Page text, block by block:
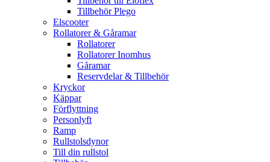
Tillbehör Plego
Elscooter
Rollatorer & Gåramar
Rollatorer
Rollatorer Inomhus
Gåramar
Reservdelar & Tillbehör
Kryckor
Käppar
Förflyttning
Personlyft
Ramp
Rullstolsdynor
Till din rullstol